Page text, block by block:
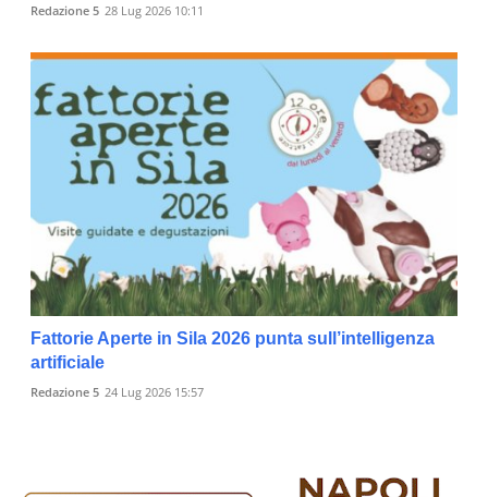
Redazione 5 28 Lug 2026 10:11
Fattorie Aperte in Sila 2026 punta sull’intelligenza
artificiale
Redazione 5 24 Lug 2026 15:57